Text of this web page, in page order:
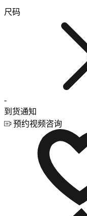
尺码
-
到货通知
预约视频咨询